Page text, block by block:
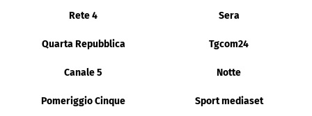
Rete 4 Sera
Quarta Repubblica Tgcom24
Canale 5 Notte
Pomeriggio Cinque Sport mediaset